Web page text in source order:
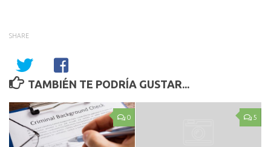
SHARE
TAMBIÉN TE PODRÍA GUSTAR...
0 5